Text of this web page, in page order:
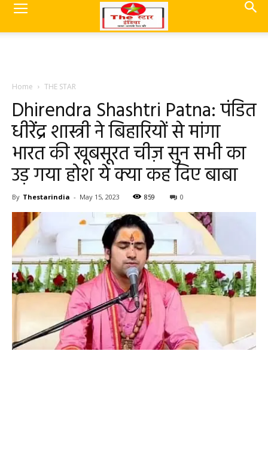
Home THE STAR
Dhirendra Shashtri Patna: पंडित
धीरेंद्र शास्त्री ने बिहारियों से मांगा
भारत की खूबसूरत चीज़ सुन सभी का
उड़ गया होश ये क्या कह दिए बाबा
By Thestarindia - May 15, 2023 859 0